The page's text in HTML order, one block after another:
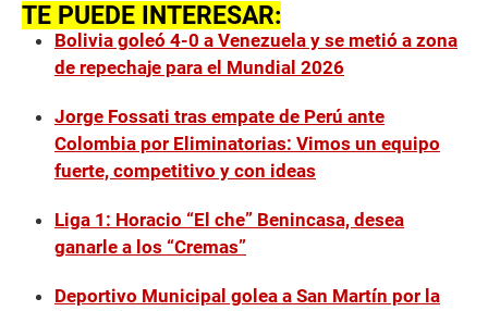
TE PUEDE INTERESAR:
Bolivia goleó 4-0 a Venezuela y se metió a zona
de repechaje para el Mundial 2026
Jorge Fossati tras empate de Perú ante
Colombia por Eliminatorias: Vimos un equipo
fuerte, competitivo y con ideas
Liga 1: Horacio “El che” Benincasa, desea
ganarle a los “Cremas”
Deportivo Municipal golea a San Martín por la